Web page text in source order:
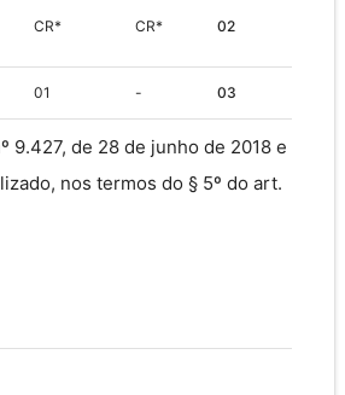
CR* CR* 02
01 - 03
9.427, de 28 de junho de 2018 e
nos termos do § 5º do art.